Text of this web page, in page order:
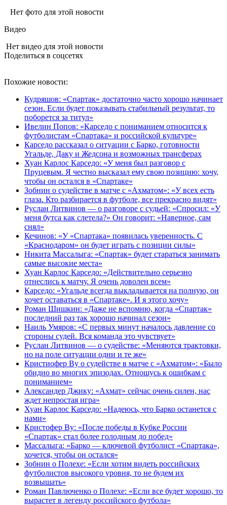
Нет фото для этой новости
Видео
Нет видео для этой новости
Поделиться в соцсетях
Похожие новости:
Кудряшов: «Спартак» достаточно часто хорошо начинает
сезон. Если будет показывать стабильный результат, то
поборется за титул»
Ивелин Попов: «Карседо с пониманием относится к
футболистам «Спартака» и российской культуре»
Карседо рассказал о ситуации с Барко, готовности
Угальде, Даку и Жедсона и возможных трансферах
Хуан Карлос Карседо: «У меня был разговор с
Пруцевым. Я честно высказал ему свою позицию: хочу,
чтобы он остался в «Спартаке»
Зобнин о судействе в матче с «Ахматом»: «У всех есть
глаза. Кто разбирается в футболе, все прекрасно видят»
Руслан Литвинов — о разговоре с судьей: «Спросил: «У
меня бутса как слетела?» Он говорит: «Наверное, сам
снял»
Кечинов: «У «Спартака» появилась уверенность. С
«Краснодаром» он будет играть с позиции силы»
Никита Массалыга: «Спартак» будет стараться занимать
самые высокие места»
Хуан Карлос Карседо: «Действительно серьезно
отнеслись к матчу. Я очень доволен всем»
Карседо: «Угальде всегда выкладывается на полную, он
хочет оставаться в «Спартаке». И я этого хочу»
Роман Шишкин: «Даже не вспомню, когда «Спартак»
последний раз так хорошо начинал сезон»
Наиль Умяров: «С первых минут началось давление со
стороны судей. Вся команда это чувствует»
Руслан Литвинов — о судействе: «Меняются трактовки,
но на поле ситуации одни и те же»
Кристиофер Ву о судействе в матче с «Ахматом»: «Было
обидно во многих эпизодах. Отношусь к ошибкам с
пониманием»
Александер Джику: «Ахмат» сейчас очень силен, нас
ждет непростая игра»
Хуан Карлос Карседо: «Надеюсь, что Барко останется с
нами»
Кристофер Ву: «После победы в Кубке России
«Спартак» стал более голодным до побед»
Массалыга: «Барко — ключевой футболист «Спартака»,
хочется, чтобы он остался»
Зобнин о Полехе: «Если хотим видеть российских
футболистов высокого уровня, то не будем их
возвышать»
Роман Павлюченко о Полехе: «Если все будет хорошо, то
вырастет в легенду российского футбола»